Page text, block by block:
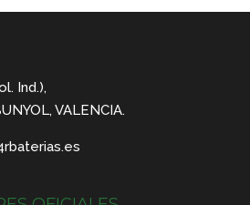
Ind.),
VALENCIA.